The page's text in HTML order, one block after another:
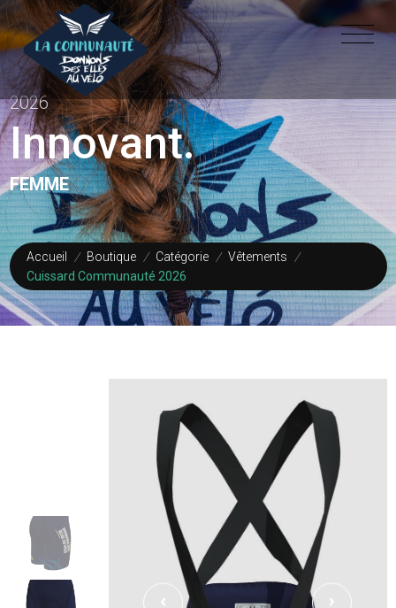
2026
Innovant.
FEMME
Accueil / Boutique / Catégorie / Vêtements
/
Cuissard Communauté 2026